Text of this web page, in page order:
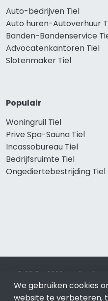
Auto-bedrijven Tiel
Auto huren-Autoverhuur
Banden-Bandenservice
Advocatenkantoren Tiel
Slotenmaker Tiel
Populair
Woningruil Tiel
Prive Spa-Sauna Tiel
Incassobureau Tiel
Bedrijfsruimte Tiel
Ongediertebestrijding Tiel
© 2019 - 2026 Realisatie
Internet. Betaal alleen
optimalisatie No Cure No
We gebruiken cookies
website te verbeteren,